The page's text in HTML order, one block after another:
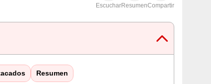
EscucharResumenCompartir
Resumen